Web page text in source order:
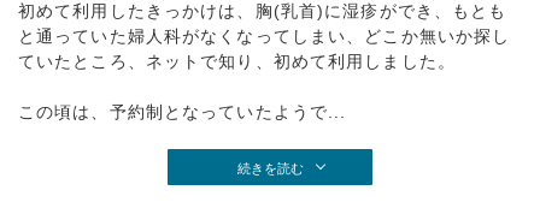
初めて利用したきっかけは、胸(乳首)に湿疹ができ、もとも
と通っていた婦人科がなくなってしまい、どこか無いか探し
ていたところ、ネットで知り、初めて利用しました。
この頃は、予約制となっていたようで...
続きを読む